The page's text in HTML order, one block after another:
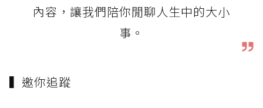
內容，讓我們陪你閒聊人生中的大小
事。
▍邀你追蹤